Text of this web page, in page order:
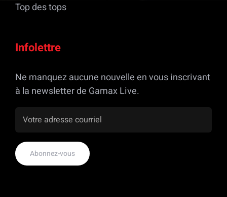
Top des tops
Infolettre
Ne manquez aucune nouvelle en vous inscrivant
à la newsletter de Gamax Live.